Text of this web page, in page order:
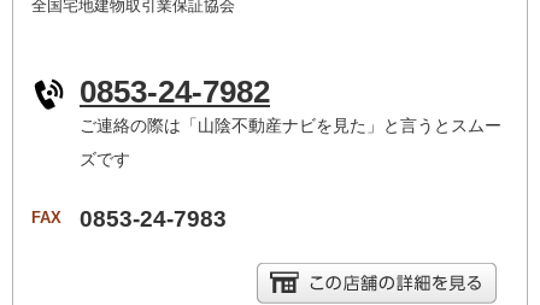
全国宅地建物取引業保証協会
0853-24-7982
ご連絡の際は「山陰不動産ナビを見た」と言うとスムー
ズです
FAX 0853-24-7983